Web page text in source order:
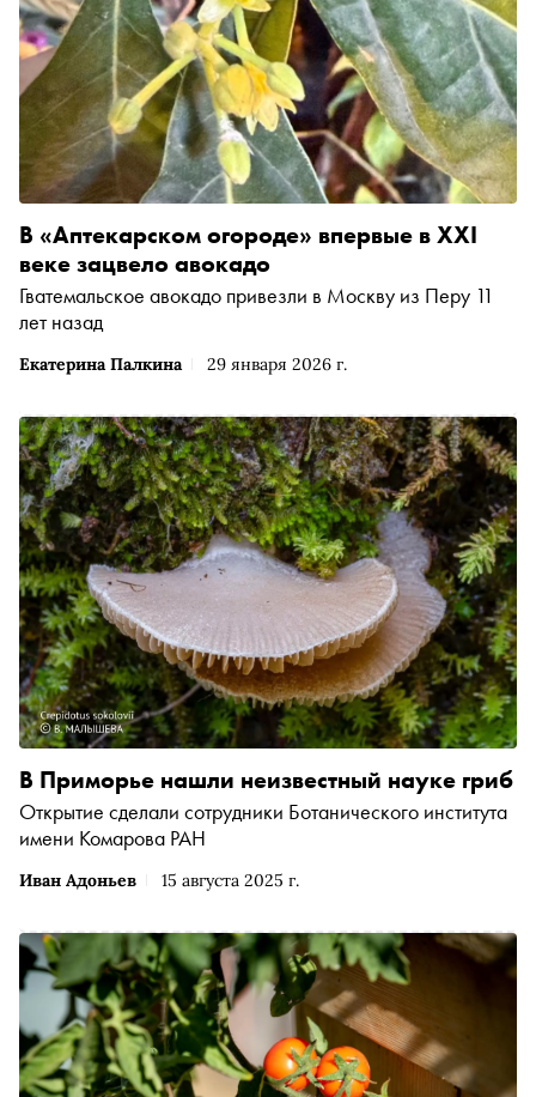
Екатерина Палкина 29 января 2026 г.
В «Аптекарском огороде» впервые в XXI
веке зацвело авокадо
Гватемальское авокадо привезли в Москву из Перу 11
лет назад
Иван Адоньев 15 августа 2025 г.
В Приморье нашли неизвестный науке гриб
Открытие сделали сотрудники Ботанического института
имени Комарова РАН